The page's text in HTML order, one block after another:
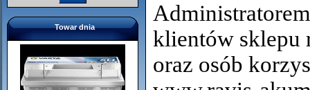
Towar dnia
klientów sklepu
oraz osób